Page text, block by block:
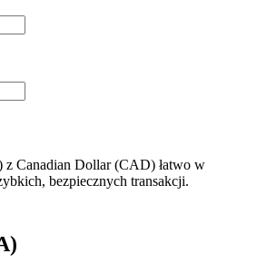
Canadian Dollar (CAD) łatwo w
bezpiecznych transakcji.